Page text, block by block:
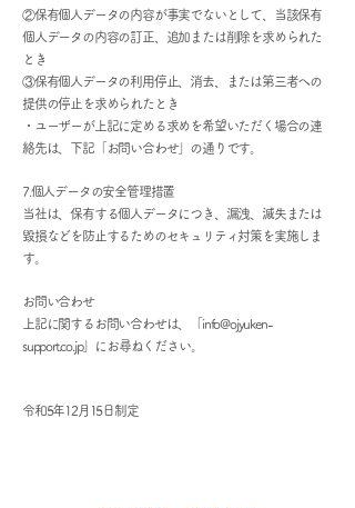
②保有個人データの内容が事実でないとして、当該保有
個人データの内容の訂正、追加または削除を求められた
とき
③保有個人データの利用停止、消去、または第三者への
提供の停止を求められたとき
・ユーザーが上記に定める求めを希望いただく場合の連
絡先は、下記「お問い合わせ」の通りです。
7.個人データの安全管理措置
当社は、保有する個人データにつき、漏洩、滅失または
毀損などを防止するためのセキュリティ対策を実施しま
す。
お問い合わせ
上記に関するお問い合わせは、「 info@ojyuken-
support.co.jp」にお尋ねください。
令和5年12月15日制定